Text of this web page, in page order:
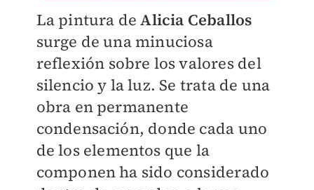
La pintura deAlicia Ceballos
surge de una minuciosa
reflexión sobre los valores del
silencio y la luz. Se trata de una
obra en permanente
condensación, donde cada uno
de los elementos que la
componen ha sido considerado